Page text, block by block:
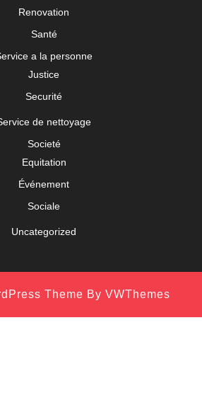
Renovation
Santé
a la personne
Justice
Securité
de nettoyage
Societé
Equitation
Événement
Sociale
Uncategorized
Theme By VWThemes